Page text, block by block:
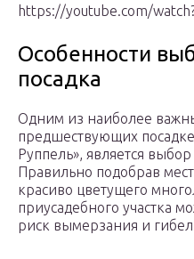
https://youtube.com/
Особенности
посадка
Одним из наиболее
предшествующих
Руппель», является
Правильно подобрав
красиво цветущего
приусадебного участка
риск вымерзания и